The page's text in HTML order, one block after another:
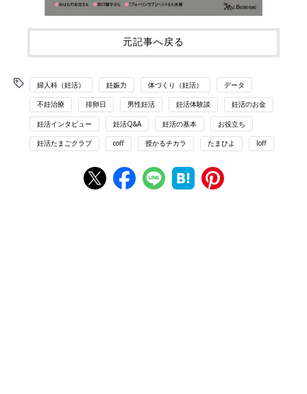
元記事へ戻る
婦人科（妊活） 妊娠力 体づくり（妊活） データ
不妊治療 排卵日 男性妊活 妊活体験談 妊活のお金
妊活インタビュー 妊活Q&A 妊活の基本 お役立ち
妊活たまごクラブ coff 授かるチカラ たまひよ loff